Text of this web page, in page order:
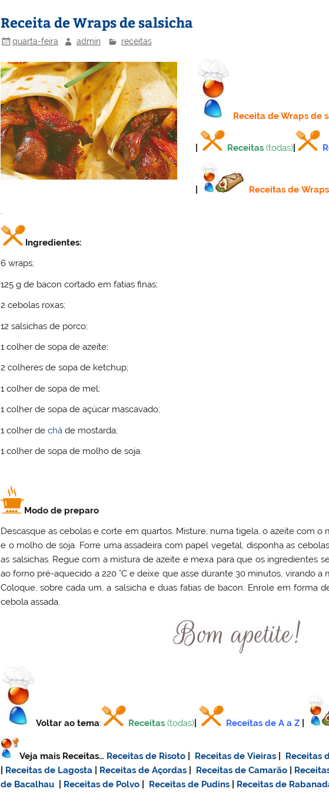
n o
o
k
M
ai
l
Receita de Wraps de salsicha
quarta-feira admin receitas
Receita de Wraps de
Receitas (todas)|
Receitas de Wraps
.
Ingredientes:
6 wraps;
125 g de bacon cortado em fatias finas;
2 cebolas roxas;
12 salsichas de porco;
1 colher de sopa de azeite;
2 colheres de sopa de ketchup;
1 colher de sopa de mel;
1 colher de sopa de açúcar mascavado;
1 colher dechá de mostarda;
1 colher de sopa de molho de soja.
Modo de preparo
Descasque as cebolas e corte em quartos. Misture, numa tigela, o azeite com o
e o molho de soja. Forre uma assadeira com papel vegetal, disponha as
as salsichas. Regue com a mistura de azeite e mexa para que os ingredientes
ao forno pré-aquecido a 220 °C e deixe que asse durante 30 minutos, virando a
Coloque, sobre cada um, a salsicha e duas fatias de bacon. Enrole em forma
cebola assada.
Voltar ao tema: Receitas (todas) Receitas de A a Z
Veja mais Receitas… Receitas de Risoto Receitas de Vieiras Receitas
Receitas de Lagosta Receitas de Açordas Receitas de Camarão
de Bacalhau
Receitas de Polvo Receitas de Pudins Receitas de